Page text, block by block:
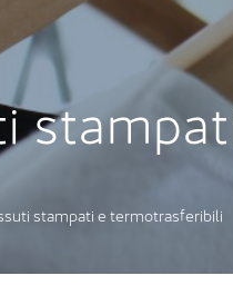
stampati e termotrasferibili